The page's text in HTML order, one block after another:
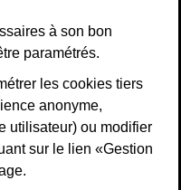
à son bon
paramétrés.
les cookies tiers
anonyme,
utilisateur) ou modifier
sur le lien «Gestion
Youtube
LinkedIn
Calaméo